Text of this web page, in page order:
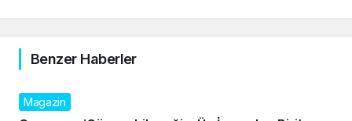
Benzer Haberler
Magazin